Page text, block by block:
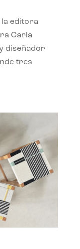
la editora
Carla
diseñador
tres